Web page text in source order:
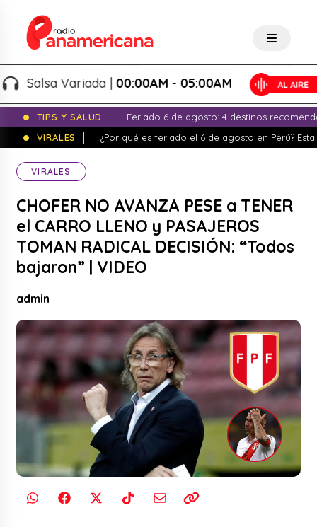
Variada |00:00AM - 05:00AM
TIPS Y SALUD
Feriado 6 de agosto: 4 destinos
VIRALES
¿Por qué es feriado el 6 de agosto en Perú?
VIRALES
CHOFER NO AVANZA PESE a TENER
el CARRO LLENO y PASAJEROS
TOMAN RADICAL DECISIÓN: “Todos
bajaron” | VIDEO
admin